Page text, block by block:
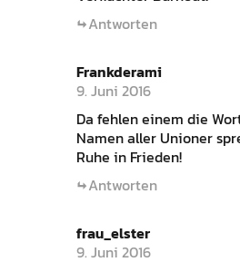
Antworten
Frankderami
9. Juni 2016
Da fehlen einem die
Namen aller Unioner
Ruhe in Frieden!
Antworten
frau_elster
9. Juni 2016